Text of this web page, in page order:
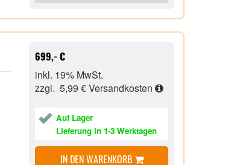
699,- €
inkl. 19% MwSt.
zzgl. 5,99 €Versandkosten
Auf Lager
Lieferung in 1-3 Werktagen
IN DEN WARENKORB